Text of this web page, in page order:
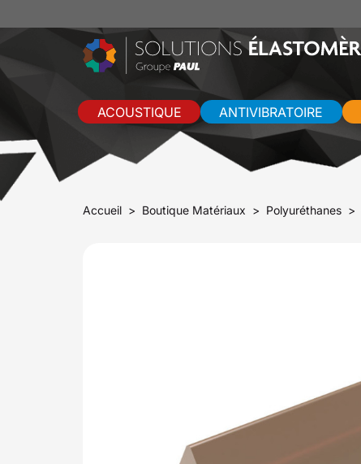
ACOUSTIQUE ANTIVIBRATOIRE
Accueil Boutique Matériaux Polyuréthanes